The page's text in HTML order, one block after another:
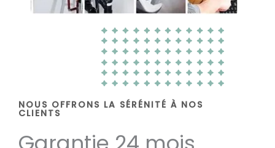
NOUS OFFRONS LA SÉRÉNITÉ À NOS
CLIENTS